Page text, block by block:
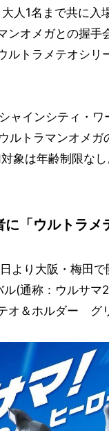
人1名まで共に
ンオメガとの握
ルトラメテオシ
ャインシティ・
ルトラマンオメ
象は年齢制限な
に「ウルトラメ
より大阪・梅田
(通称：ウルサ
オ＆ホルダー グ